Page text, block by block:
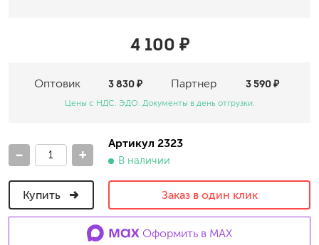
4 100 ₽
Оптовик Партнер
3 830 ₽ 3 590 ₽
Цены с НДС. ЭДО. Документы в день отгрузки.
- +
Артикул 2323
В наличии
Купить Заказ в один клик
Оформить в MAX